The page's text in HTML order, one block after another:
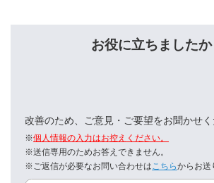
お役に立ちましたか
改善のため、ご意見・ご要望をお聞かせく
※個人情報の入力はお控えください。
※送信専用のためお答えできません。
※ご返信が必要なお問い合わせはこちらからお送